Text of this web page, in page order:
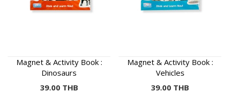
Magnet & Activity Book :
Dinosaurs
39.00 THB
Magnet & Activity Book :
Vehicles
39.00 THB